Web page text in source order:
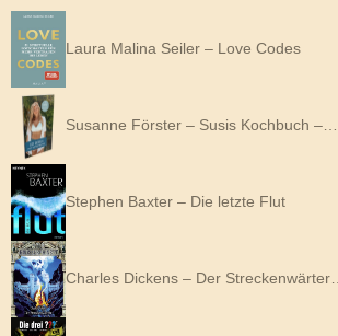
Laura Malina Seiler – Love Codes
Susanne Förster – Susis Kochbuch –…
Stephen Baxter – Die letzte Flut
Charles Dickens – Der Streckenwärter…